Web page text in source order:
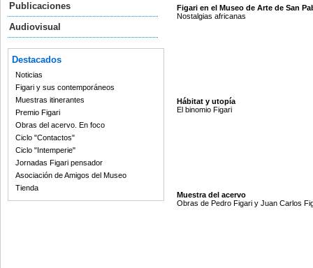
Publicaciones
Audiovisual
Destacados
Noticias
Figari y sus contemporáneos
Muestras itinerantes
Premio Figari
Obras del acervo. En foco
Ciclo "Contactos"
Ciclo "Intemperie"
Jornadas Figari pensador
Asociación de Amigos del Museo
Tienda
Figari en el Museo de Arte de San
Nostalgias africanas
Hábitat y utopía
El binomio Figari
Muestra del acervo
Obras de Pedro Figari y Juan Carlos